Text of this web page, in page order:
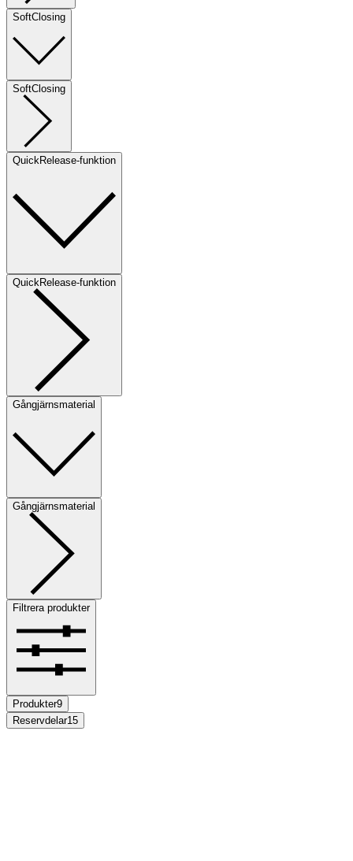
SoftClosing
SoftClosing
QuickRelease-funktion
QuickRelease-funktion
Gångjärnsmaterial
Gångjärnsmaterial
Filtrera produkter
Produkter9
Reservdelar15